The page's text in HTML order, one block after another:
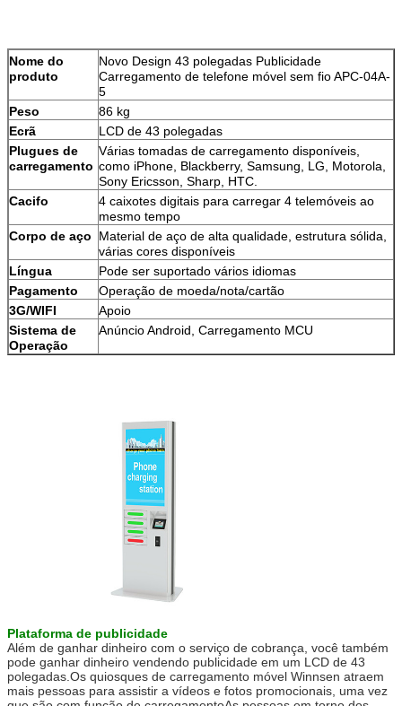
Deixe um recado
Nome do
produto
Novo Design 43 polegadas Publicidade
Carregamento de telefone móvel sem fio APC-04A-
5
Peso
86 kg
Ecrã
LCD de 43 polegadas
Plugues de
carregamento
Várias tomadas de carregamento disponíveis,
como iPhone, Blackberry, Samsung, LG, Motorola,
Sony Ericsson, Sharp, HTC.
Cacifo
4 caixotes digitais para carregar 4 telemóveis ao
mesmo tempo
Corpo de aço
Material de aço de alta qualidade, estrutura sólida,
várias cores disponíveis
Língua
Pode ser suportado vários idiomas
Pagamento
Operação de moeda/nota/cartão
3G/WIFI
Apoio
Sistema de
Operação
Anúncio Android, Carregamento MCU
Plataforma de publicidade
Além de ganhar dinheiro com o serviço de cobrança, você também
pode ganhar dinheiro vendendo publicidade em um LCD de 43
polegadas.Os quiosques de carregamento móvel Winnsen atraem
mais pessoas para assistir a vídeos e fotos promocionais, uma vez